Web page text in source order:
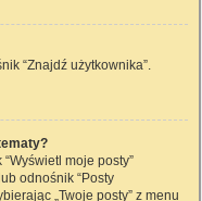
“Znajdź użytkownika”.
moje posty”
odnośnik “Posty
„Twoje posty” z menu